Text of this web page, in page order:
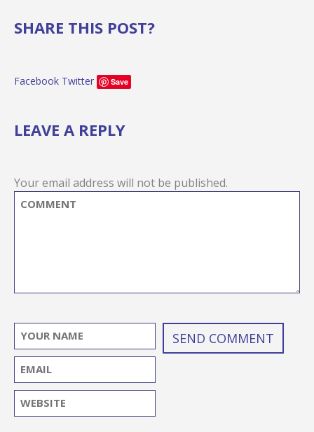
SHARE THIS POST?
Facebook Twitter Save
LEAVE A REPLY
Your email address will not be published.